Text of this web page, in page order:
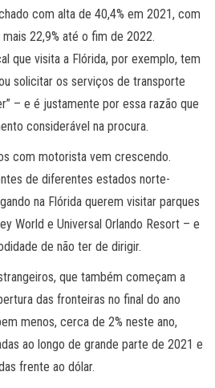
com alta de 40,4% em 2021, com
22,9% até o fim de 2022.
que visita a Flórida, por exemplo, tem
solicitar os serviços de transporte
– e é justamente por essa razão que
considerável na procura.
com motorista vem crescendo.
de diferentes estados norte-
na Flórida querem visitar parques
World e Universal Orlando Resort – e
de não ter de dirigir.
que também começam a
das fronteiras no final do ano
menos, cerca de 2% neste ano,
ao longo de grande parte de 2021 e
frente ao dólar.